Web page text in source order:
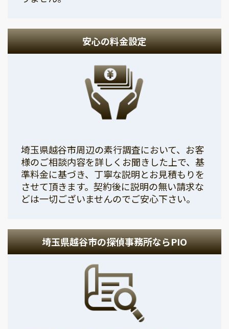
安心の料金設定
埼玉県越谷市周辺の素行調査において、お客
様のご相談内容を詳しくお聞きした上で、基
準料金に基づき、丁寧な説明とお見積もりを
させて頂きます。契約後に説明の無い請求な
どは一切ございませんのでご安心下さい。
埼玉県越谷市の探偵事務所ならPIO